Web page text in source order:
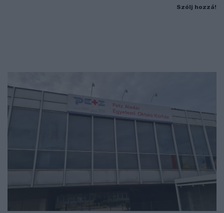
Szólj hozzá!